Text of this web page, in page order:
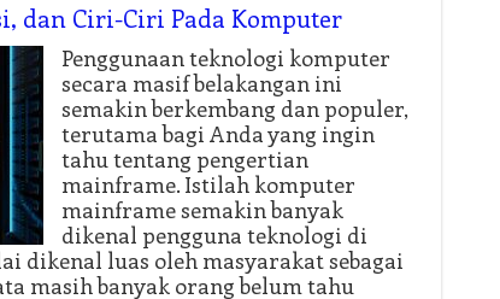
dan Ciri-Ciri Pada Komputer
Penggunaan teknologi komputer
secara masif belakangan ini
semakin berkembang dan populer,
terutama bagi Anda yang ingin
tahu tentang pengertian
mainframe. Istilah komputer
mainframe semakin banyak
dikenal pengguna teknologi di
dikenal luas oleh masyarakat sebagai
masih banyak orang belum tahu